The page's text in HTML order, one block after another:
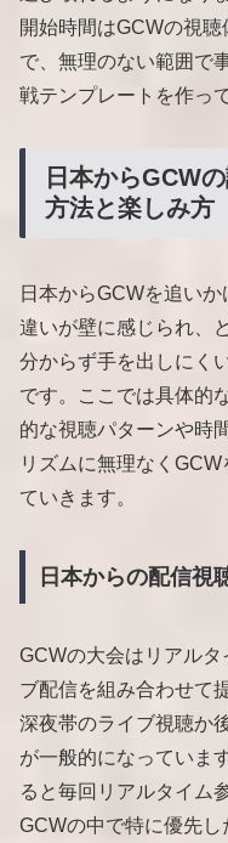
開始時間はGCWの視
で、無理のない範囲で
戦テンプレートを作っ
日本からGCW
方法と楽しみ方
日本からGCWを追い
違いが壁に感じられ、
分からず手を出しにく
です。ここでは具体的
的な視聴パターンや時
リズムに無理なく
ていきます。
日本からの配信視
GCWの大会はリアル
ブ配信を組み合わせて
深夜帯のライブ視聴か
が一般的になっていま
ると毎回リアルタイム
GCWの中で特に優先